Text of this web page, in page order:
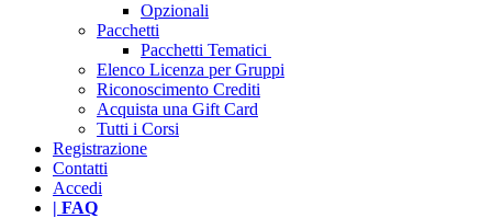
Opzionali
Pacchetti
Pacchetti Tematici
Elenco Licenza per Gruppi
Riconoscimento Crediti
Acquista una Gift Card
Tutti i Corsi
Registrazione
Contatti
Accedi
| FAQ